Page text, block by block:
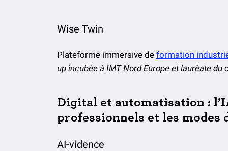
Wise Twin
Plateforme immersive de formation
up incubée à IMT Nord Europe et lauréate du
Digital et automatisation :
professionnels et les modes
AI-vidence